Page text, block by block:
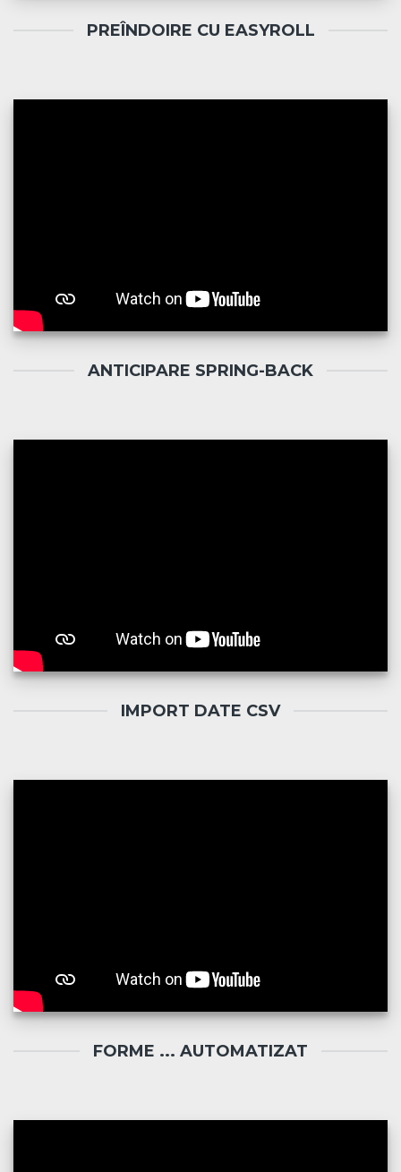
PREÎNDOIRE CU EASYROLL
ANTICIPARE SPRING-BACK
IMPORT DATE CSV
FORME ... AUTOMATIZAT